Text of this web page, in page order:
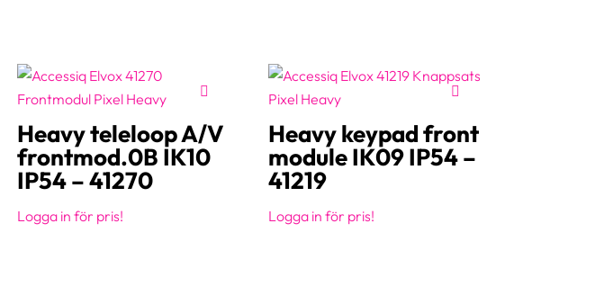
Heavy teleloop A/V
frontmod.0B IK10
IP54 – 41270
Logga in för pris!
Heavy keypad front
module IK09 IP54 –
41219
Logga in för pris!